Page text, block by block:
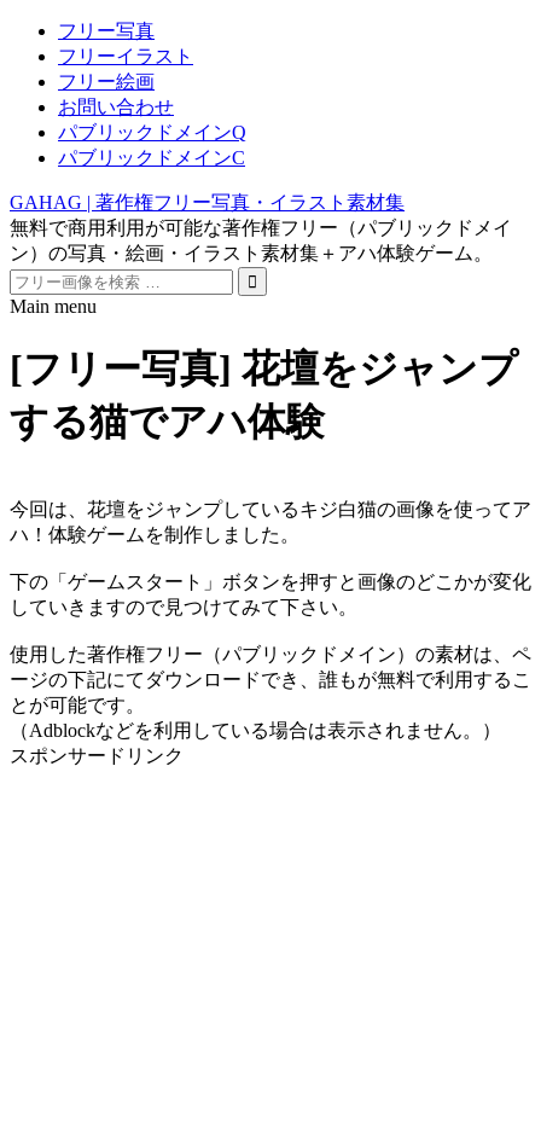
フリー写真
フリーイラスト
フリー絵画
お問い合わせ
パブリックドメインQ
パブリックドメインC
GAHAG | 著作権フリー写真・イラスト素材集
無料で商用利用が可能な著作権フリー（パブリックドメイ
ン）の写真・絵画・イラスト素材集＋アハ体験ゲーム。
Search
for:
Main menu
content
[フリー写真] 花壇をジャンプ
する猫でアハ体験
今回は、花壇をジャンプしているキジ白猫の画像を使ってア
ハ！体験ゲームを制作しました。
下の「ゲームスタート」ボタンを押すと画像のどこかが変化
していきますので見つけてみて下さい。
使用した著作権フリー（パブリックドメイン）の素材は、ペ
ージの下記にてダウンロードでき、誰もが無料で利用するこ
とが可能です。
（Adblockなどを利用している場合は表示されません。）
スポンサードリンク